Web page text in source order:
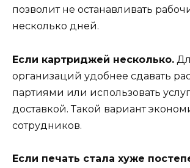
позволит не останавливать
несколько дней.
Если картриджей несколько.
организаций удобнее сдавать
партиями или использовать
доставкой. Такой вариант
сотрудников.
Если печать стала хуже